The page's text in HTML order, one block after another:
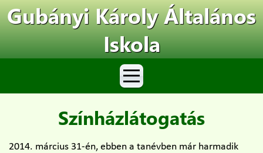
Gubányi Károly Általános
Iskola
Színházlátogatás
2014. március 31-én, ebben a tanévben már harmadik